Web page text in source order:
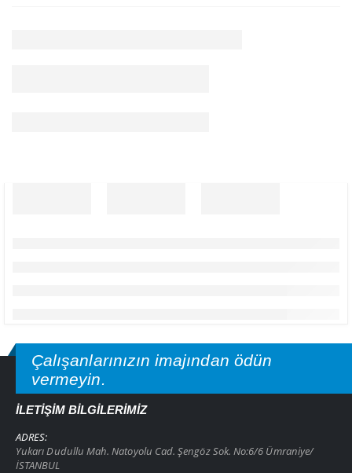
Çalışanlarınızın imajından ödün
vermeyin.
İLETIŞIM BILGILERIMIZ
ADRES:
Yukarı Dudullu Mah. Natoyolu Cad. Şengöz Sok. No:6/6 Ümraniye/
İSTANBUL